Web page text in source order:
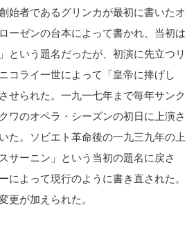
始者であるグリンカが最初に書いたオ
ーゼンの台本によって書かれ、当初は
という題名だったが、初演に先立つリ
コライ一世によって「皇帝に捧げし
せられた。一九一七年まで毎年サンク
ワのオペラ・シーズンの初日に上演さ
た。ソビエト革命後の一九三九年の上
サーニン」という当初の題名に戻さ
によって現行のように書き直された。
更が加えられた。